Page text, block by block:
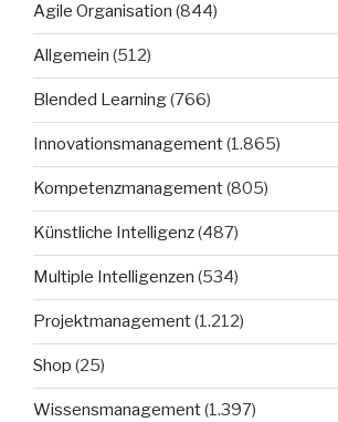
Agile Organisation (844)
Allgemein (512)
Blended Learning(766)
Innovationsmanagement(1.865)
Kompetenzmanagement(805)
Künstliche Intelligenz(487)
Multiple Intelligenzen (534)
Projektmanagement(1.212)
Shop (25)
Wissensmanagement(1.397)